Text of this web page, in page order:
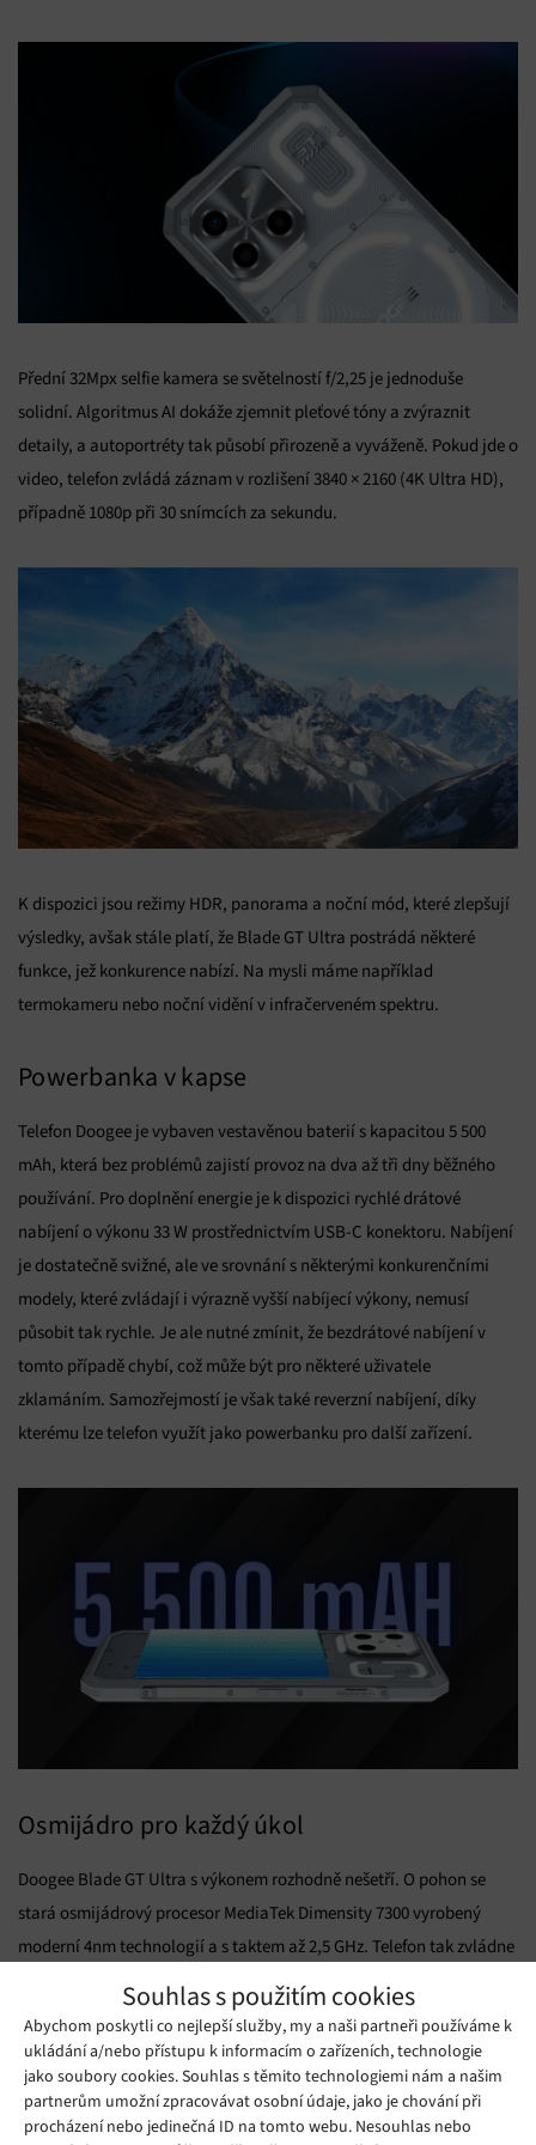
Souhlas s použitím cookies
Abychom poskytli co nejlepší služby, my a naši partneři používáme k
ukládání a/nebo přístupu k informacím o zařízeních, technologie
jako soubory cookies. Souhlas s těmito technologiemi nám a našim
partnerům umožní zpracovávat osobní údaje, jako je chování při
procházení nebo jedinečná ID na tomto webu. Nesouhlas nebo
Přední 32Mpx selfie kamera se světelností f/2,25 je jednoduše
solidní. Algoritmus AI dokáže zjemnit pleťové tóny a zvýraznit
detaily, a autoportréty tak působí přirozeně a vyváženě. Pokud jde o
video, telefon zvládá záznam v rozlišení 3840 × 2160 (4K Ultra HD),
případně 1080p při 30 snímcích za sekundu.
K dispozici jsou režimy HDR, panorama a noční mód, které zlepšují
výsledky, avšak stále platí, že Blade GT Ultra postrádá některé
funkce, jež konkurence nabízí. Na mysli máme například
termokameru nebo noční vidění v infračerveném spektru.
Powerbanka v kapse
Telefon Doogee je vybaven vestavěnou baterií s kapacitou 5 500
mAh, která bez problémů zajistí provoz na dva až tři dny běžného
používání. Pro doplnění energie je k dispozici rychlé drátové
nabíjení o výkonu 33 W prostřednictvím USB-C konektoru. Nabíjení
je dostatečně svižné, ale ve srovnání s některými konkurenčními
modely, které zvládají i výrazně vyšší nabíjecí výkony, nemusí
působit tak rychle. Je ale nutné zmínit, že bezdrátové nabíjení v
tomto případě chybí, což může být pro některé uživatele
zklamáním. Samozřejmostí je však také reverzní nabíjení, díky
kterému lze telefon využít jako powerbanku pro další zařízení.
Osmijádro pro každý úkol
Doogee Blade GT Ultra s výkonem rozhodně nešetří. O pohon se
stará osmijádrový procesor MediaTek Dimensity 7300 vyrobený
moderní 4nm technologií a s taktem až 2,5 GHz. Telefon tak zvládne
nejen plynulé ovládání a multitasking, ale také náročnější hry a
streamování bez nepříjemných záseků.